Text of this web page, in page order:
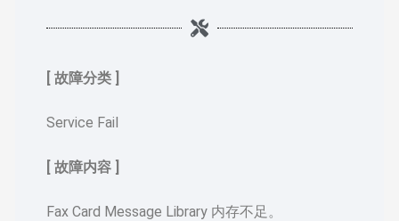
[ 故障分类 ]
Service Fail
[ 故障内容 ]
Fax Card Message Library 内存不足。